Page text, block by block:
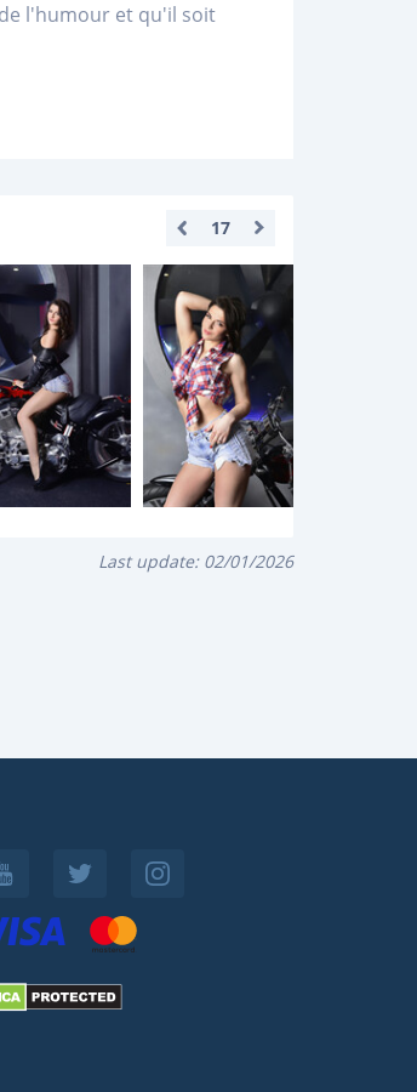
l'humour et qu'il soit
17
Last update: 02/01/2026